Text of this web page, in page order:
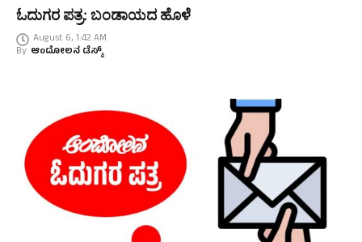
ಓದುಗರ ಪತ್ರ: ಬಂಡಾಯದ ಹೊಳೆ
August 6, 1:42 AM
By ಆಂದೋಲನ ಡೆಸ್ಕ್